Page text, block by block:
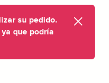
su pedido.
que podría